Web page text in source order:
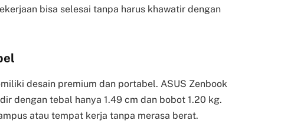
bisa selesai tanpa harus khawatir dengan
desain premium dan portabel. ASUS Zenbook
dengan tebal hanya 1.49 cm dan bobot 1.20 kg.
atau tempat kerja tanpa merasa berat.